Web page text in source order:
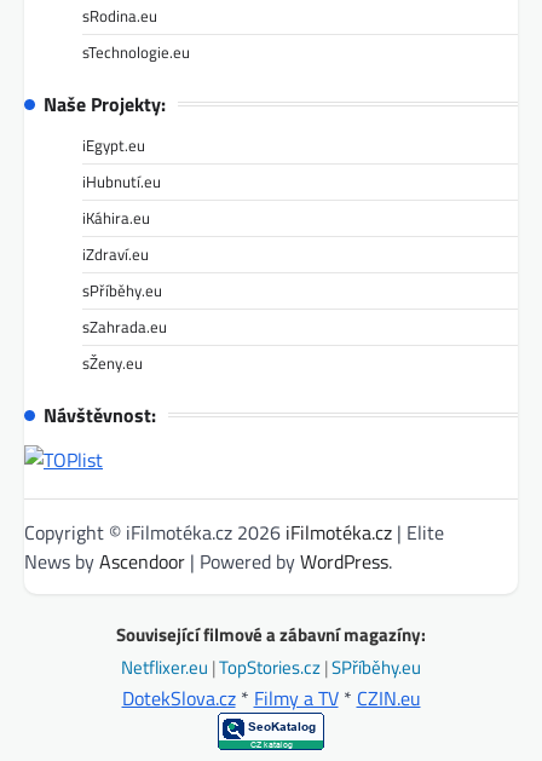
sRodina.eu
sTechnologie.eu
Naše Projekty:
iEgypt.eu
iHubnutí.eu
iKáhira.eu
iZdraví.eu
sPříběhy.eu
sZahrada.eu
sŽeny.eu
Návštěvnost:
Copyright © iFilmotéka.cz 2026 iFilmotéka.cz | Elite
News byAscendoor | Powered byWordPress.
Související filmové a zábavní magazíny:
Netflixer.eu |TopStories.cz|SPříběhy.eu
DotekSlova.cz* Filmy a TV* CZIN.eu